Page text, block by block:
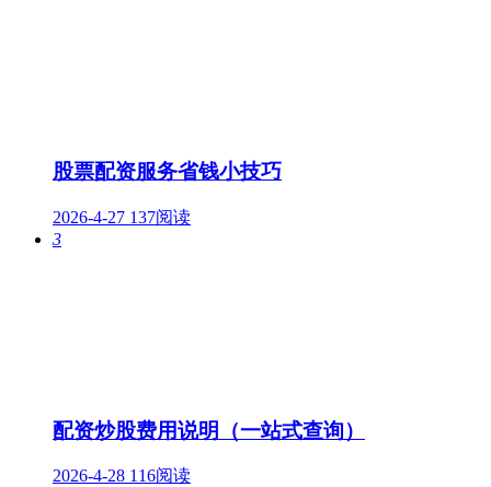
股票配资服务省钱小技巧
2026-4-27 137阅读
3
配资炒股费用说明（一站式查询）
2026-4-28 116阅读